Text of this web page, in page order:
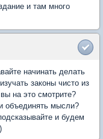
и там много
начинать делать
законы чисто из
на это смотрите?
объединять мысли?
и будем